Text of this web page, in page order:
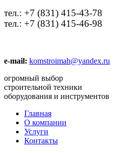
тел.: +7 (831) 415-43-78
тел.: +7 (831) 415-46-98
e-mail: komstroimah@yandex.ru
огромный выбор
строительной техники
оборудования и инструментов
Главная
О компании
Услуги
Контакты